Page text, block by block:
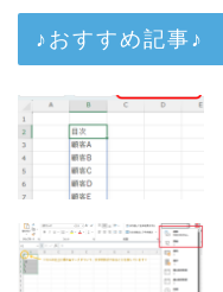
♪おすすめ記事♪